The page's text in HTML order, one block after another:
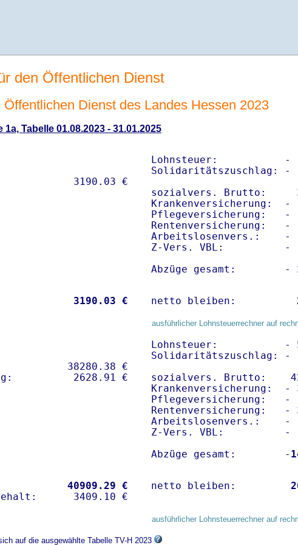
den Öffentlichen Dienst
Öffentlichen Dienst des Landes Hessen 2023
Tabelle 01.08.2023 - 31.01.2025
Lohnsteuer:           -
Solidaritätszuschlag: -
sozialvers. Brutto:
Krankenversicherung:
Pflegeversicherung:   -
Rentenversicherung:   -
Arbeitslosenvers.:    -
Z-Vers. VBL:          -
Abzüge gesamt:        -
3190.03 € netto bleiben:
ausführlicher Lohnsteuerrechner auf
38280.38 €
Lohnsteuer:           -
Solidaritätszuschlag: -
sozialvers. Brutto:
Krankenversicherung:
Pflegeversicherung:   -
Rentenversicherung:   -
Arbeitslosenvers.:    -
Z-Vers. VBL:          -
Abzüge gesamt:        -
40909.29 €
netto bleiben:
ausführlicher Lohnsteuerrechner auf
auf die ausgewählte Tabelle TV-H 2023